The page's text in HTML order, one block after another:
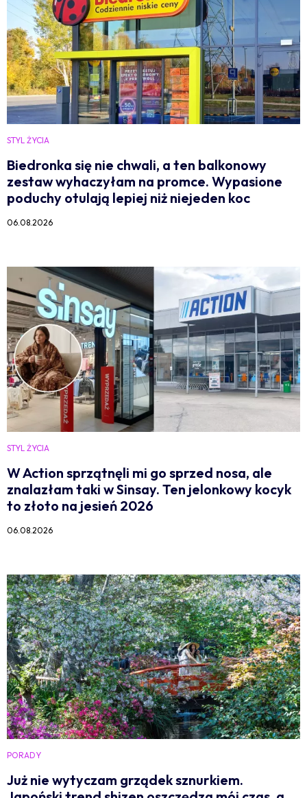
STYL ŻYCIA
Biedronka się nie chwali, a ten balkonowy
zestaw wyhaczyłam na promce. Wypasione
poduchy otulają lepiej niż niejeden koc
06.08.2026
STYL ŻYCIA
W Action sprzątnęli mi go sprzed nosa, ale
znalazłam taki w Sinsay. Ten jelonkowy kocyk
to złoto na jesień 2026
06.08.2026
PORADY
Już nie wytyczam grządek sznurkiem.